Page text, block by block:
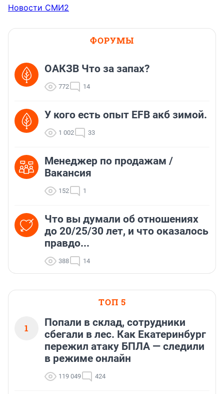
Новости СМИ2
ФОРУМЫ
ОАКЗВ Что за запах?
772 14
У кого есть опыт EFB акб зимой.
1 002 33
Менеджер по продажам /
Вакансия
152 1
Что вы думали об отношениях
до 20/25/30 лет, и что оказалось
правдо...
388 14
ТОП 5
1
Попали в склад, сотрудники
сбегали в лес. Как Екатеринбург
пережил атаку БПЛА — следили
в режиме онлайн
119 049 424